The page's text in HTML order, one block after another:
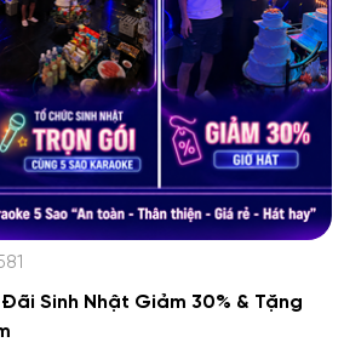
Sinh Nhật Giảm 30% & Tặng